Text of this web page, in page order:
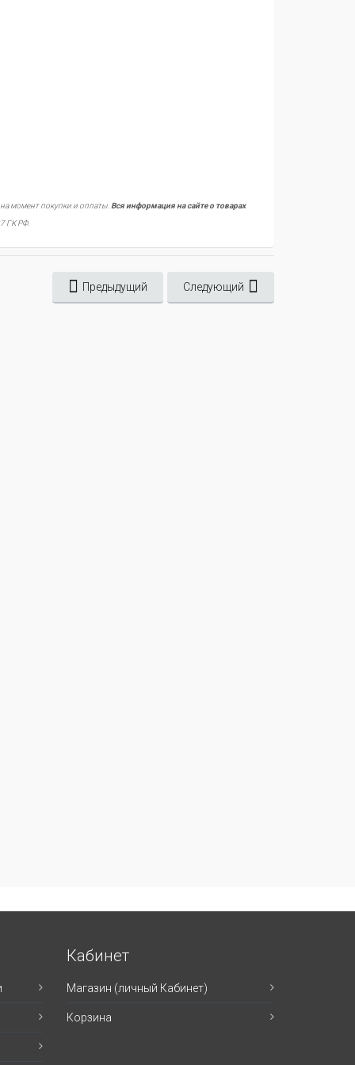
на момент покупки и оплаты.Вся информация на сайте о товарах
ГК РФ.
Предыдущий Следующий
Кабинет
Магазин (личный Кабинет)
Корзина